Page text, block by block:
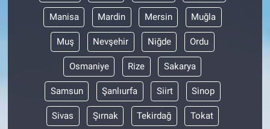
Manisa Mardin Mersin Muğla
Muş Nevşehir Niğde Ordu
Osmaniye Rize Sakarya
Samsun Şanlıurfa Siirt Sinop
Sivas Şırnak Tekirdağ Tokat